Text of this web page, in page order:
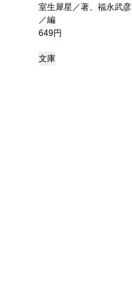
室生犀星／著、福永武彦
／編
649円
文庫